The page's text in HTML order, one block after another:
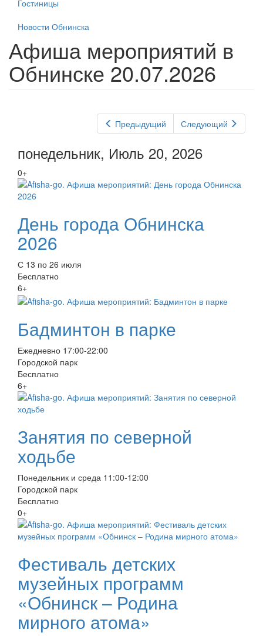
Гостиницы
Новости Обнинска
Афиша мероприятий в
Обнинске 20.07.2026
Предыдущий Следующий
понедельник, Июль 20, 2026
0+
День города Обнинска
2026
С 13 по 26 июля
Бесплатно
6+
Бадминтон в парке
Ежедневно 17:00-22:00
Городской парк
Бесплатно
6+
Занятия по северной
ходьбе
Понедельник и среда 11:00-12:00
Городской парк
Бесплатно
0+
Фестиваль детских
музейных программ
«Обнинск – Родина
мирного атома»